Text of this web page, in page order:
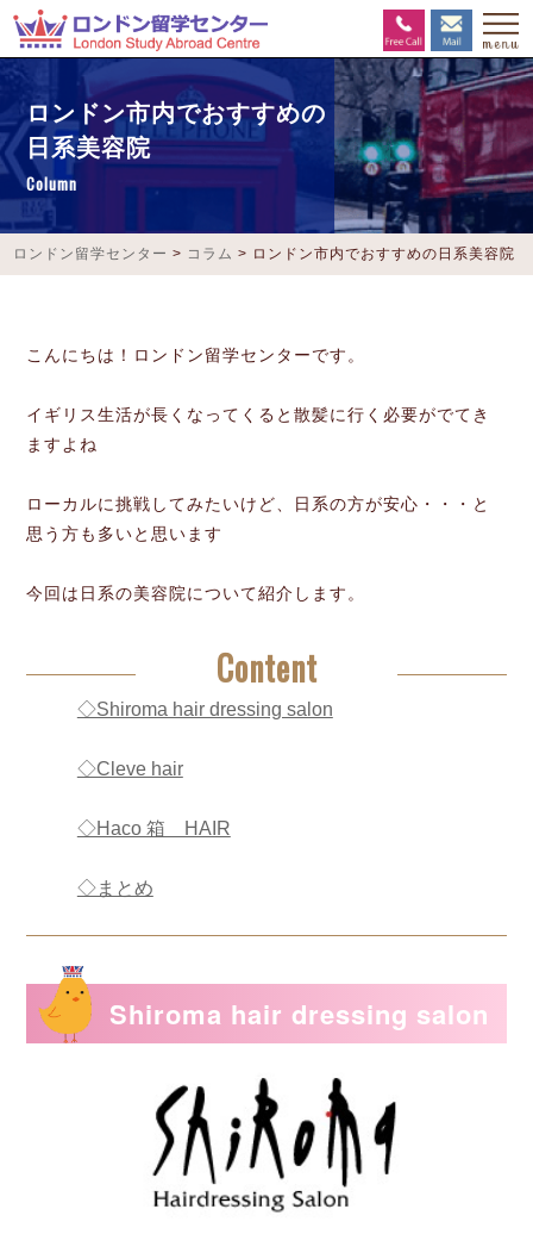
ロンドン市内でおすすめの
日系美容院
Column
ロンドン留学センター > コラム > ロンドン市内でおすすめの日系美容院
こんにちは！ロンドン留学センターです。
イギリス生活が長くなってくると散髪に行く必要がでてき
ますよね
ローカルに挑戦してみたいけど、日系の方が安心・・・と
思う方も多いと思います
今回は日系の美容院について紹介します。
Content
◇Shiroma hair dressing salon
◇Cleve hair
◇Haco 箱 HAIR
◇まとめ
Shiroma hair dressing salon